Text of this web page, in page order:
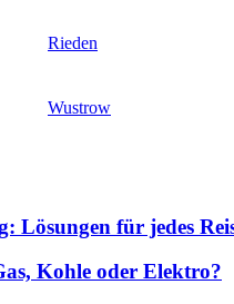
Rieden
Wustrow
Lösungen für jedes
Kohle oder Elektro?